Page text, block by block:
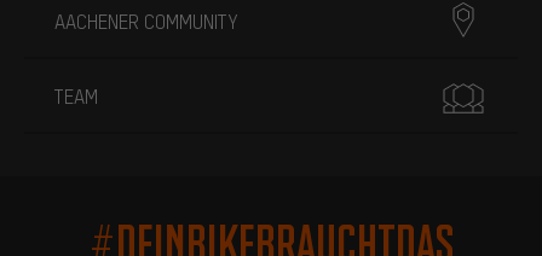
AACHENER COMMUNITY
TEAM